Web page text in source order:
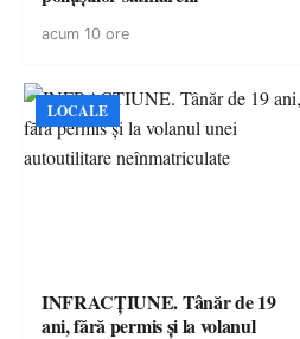
acum 10 ore
LOCALE
INFRACȚIUNE. Tânăr de 19
ani, fără permis și la volanul